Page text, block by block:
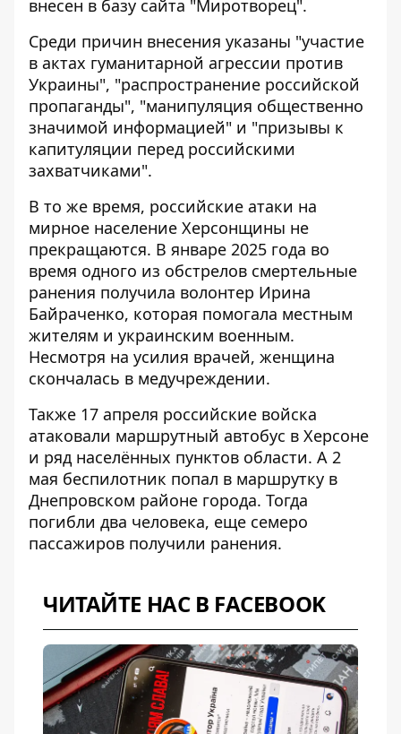
внесен в базу сайта "Миротворец".
Среди причин внесения указаны "участие
в актах гуманитарной агрессии против
Украины", "распространение российской
пропаганды", "манипуляция общественно
значимой информацией" и "призывы к
капитуляции перед российскими
захватчиками".
В то же время, российские атаки на
мирное население Херсонщины не
прекращаются. В январе 2025 года во
время одного из обстрелов смертельные
ранения получила волонтер Ирина
Байраченко, которая помогала местным
жителям и украинским военным.
Несмотря на усилия врачей, женщина
скончалась в медучреждении.
Также 17 апреля российские войска
атаковали маршрутный автобус в Херсоне
и ряд населённых пунктов области. А 2
мая беспилотник попал в маршрутку в
Днепровском районе города. Тогда
погибли два человека, еще семеро
пассажиров получили ранения.
ЧИТАЙТЕ НАС В FACEBOOK